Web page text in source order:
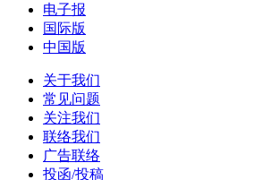
电子报
国际版
中国版
关于我们
常见问题
关注我们
联络我们
广告联络
投函/投稿